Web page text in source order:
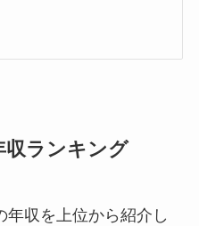
収ランキング
年収を上位から紹介し